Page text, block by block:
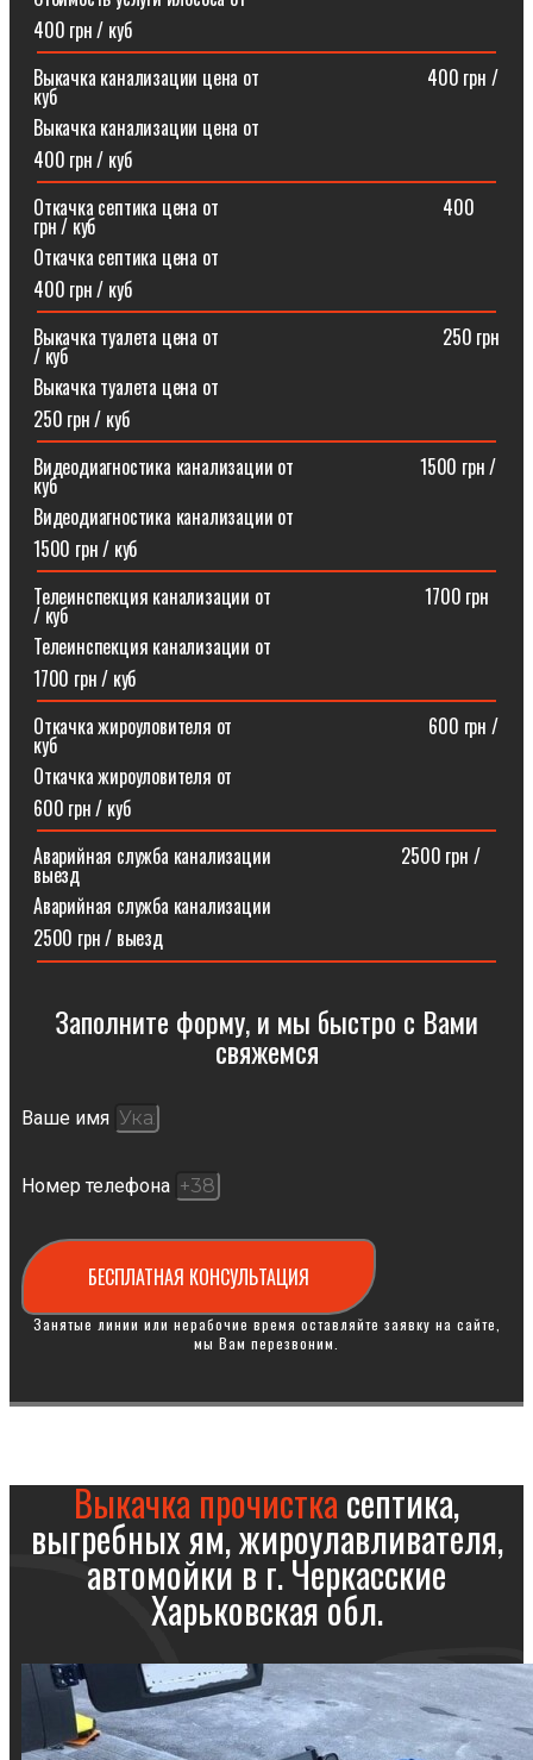
400 грн / куб
Выкачка канализации цена от⠀⠀⠀⠀⠀⠀⠀⠀⠀⠀⠀⠀400 грн /
куб
Выкачка канализации цена от
400 грн / куб
Откачка септика цена от⠀⠀⠀⠀⠀⠀⠀⠀⠀⠀⠀⠀⠀⠀⠀⠀400
грн / куб
Откачка септика цена от
400 грн / куб
Выкачка туалета цена от⠀⠀⠀⠀⠀⠀⠀⠀⠀⠀⠀⠀⠀⠀⠀⠀250 грн
/ куб
Выкачка туалета цена от
250 грн / куб
Видеодиагностика канализации от⠀⠀⠀⠀⠀⠀⠀⠀⠀1500 грн /
куб
Видеодиагностика канализации от
1500 грн / куб
Телеинспекция канализации от⠀⠀⠀⠀⠀⠀⠀⠀⠀⠀⠀1700 грн
/ куб
Телеинспекция канализации от
1700 грн / куб
Откачка жироуловителя от⠀⠀⠀⠀⠀⠀⠀⠀⠀⠀⠀⠀⠀⠀600 грн /
куб
Откачка жироуловителя от
600 грн / куб
Аварийная служба канализации ⠀⠀⠀⠀⠀⠀⠀⠀⠀2500 грн /
выезд
Аварийная служба канализации
2500 грн / выезд
Заполните форму, и мы быстро с Вами
свяжемся​
Ваше имя
Номер телефона
БЕСПЛАТНАЯ КОНСУЛЬТАЦИЯ
Занятые линии или нерабочие время оставляйте заявку на сайте,
мы Вам перезвоним.
Выкачка прочисткасептика,
выгребных ям, жироулавливателя,
автомойки в г. Черкасские
Харьковская обл.